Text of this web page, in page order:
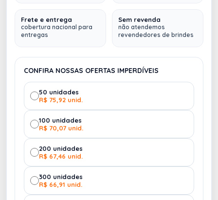
Altura :27 cm
Largura :
cm x 7 cm
Peso aproximado (g):
Fazemosmúltiplos envios (para qualquer lugar do
Brasil)
Frete e entrega
cobertura nacional para
entregas
Sem revenda
não atendemos
revendedores de brindes
CONFIRA NOSSAS OFERTAS IMPERDÍVEIS
50 unidades
R$ 75,92 unid.
100 unidades
R$ 70,07 unid.
200 unidades
R$ 67,46 unid.
300 unidades
R$ 66,91 unid.